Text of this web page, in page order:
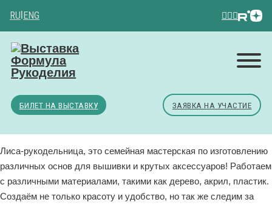
RU ENG
БИЛЕТ НА ВЫСТАВКУ ЗАЯВКА НА УЧАСТИЕ
Лиса-рукодельница, это семейная мастерская по изготовлению
различных основ для вышивки и крутых аксессуаров! Работаем
с различными материалами, такими как дерево, акрил, пластик.
Создаём не только красоту и удобство, но так же следим за